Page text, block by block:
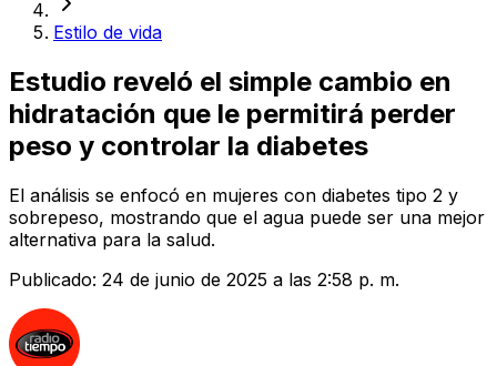
Estilo de vida
Estudio reveló el simple cambio en
hidratación que le permitirá perder
peso y controlar la diabetes
El análisis se enfocó en mujeres con diabetes tipo 2 y
sobrepeso, mostrando que el agua puede ser una mejor
alternativa para la salud.
Publicado: 24 de junio de 2025 a las 2:58 p. m.